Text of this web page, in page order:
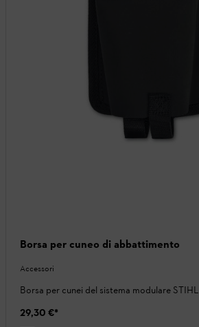
Borsa per cuneo di abbattimento
Accessori
Borsa per cunei del sistema modulare STIHL
29,30 €*